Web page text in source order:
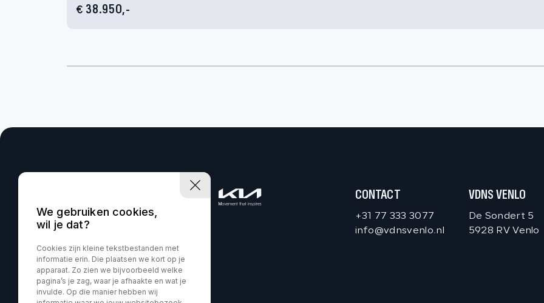
€ 38.950,-
CONTACT
+31 77 333 3077
info@vdnsvenlo.nl
VDNS VENLO
De Sondert 5
5928 RV Venlo
We gebruiken cookies,
wil je dat?
Cookies zijn kleine tekstbestanden met
informatie erin. Die plaatsen we kort op je
apparaat. Zo zien we bijvoorbeeld welke
pagina’s je zag, waar je afhaakte en wat je
invulde. Op die manier hebben wij